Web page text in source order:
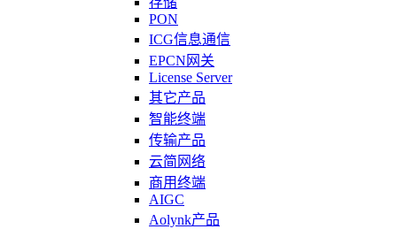
PON
ICG信息通信
EPCN网关
License Server
其它产品
智能终端
传输产品
云简网络
商用终端
AIGC
Aolynk产品